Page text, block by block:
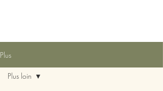
Plus
Plus loin